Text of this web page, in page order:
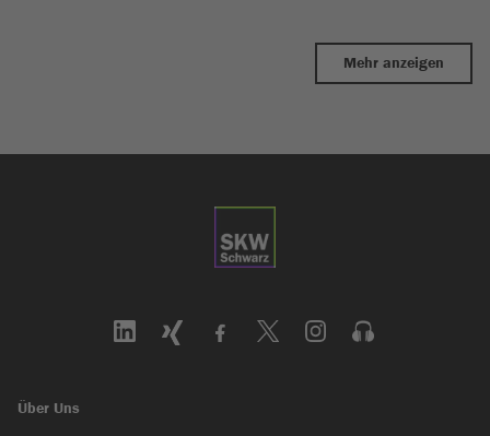
Mehr anzeigen
Über Uns